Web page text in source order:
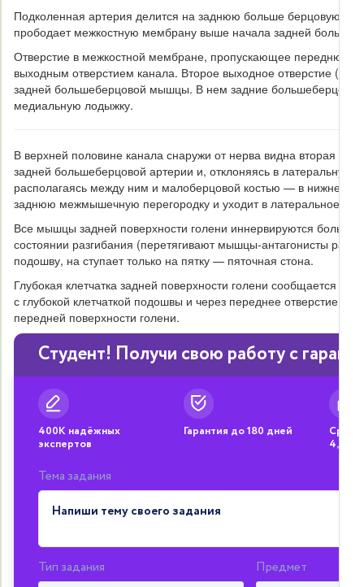
Подколенная артерия делится на заднюю больше берцовую
прободает межкостную мембрану выше начала задней
Отверстие в межкостной мембране, пропускающее переднюю
выходным отверстием канала. Второе выходное отверстие
задней большеберцовой мышцы. В нем задние
медиальную лодыжку.
В верхней половине канала снаружи от нерва видна вторая
задней большеберцовой артерии и, отклоняясь в латеральную
располагаясь между ним и малоберцовой костью — в нижнем
заднюю межмышечную перегородку и уходит в латеральное
Все мышцы задней поверхности голени иннервируются
состоянии разгибания (перетягивают мышцы-антагонисты
подошву, на ступает только на пятку — пяточная стона.
Глубокая клетчатка задней поверхности голени сообщается с
с глубокой клетчаткой подошвы и через переднее отверстие
передней поверхности голени.
Студент! Получи свою работу с
400К надёжных
экспертов
Гарантия до 180 дней
4,8
Тема задания
Тип задания
Предмет